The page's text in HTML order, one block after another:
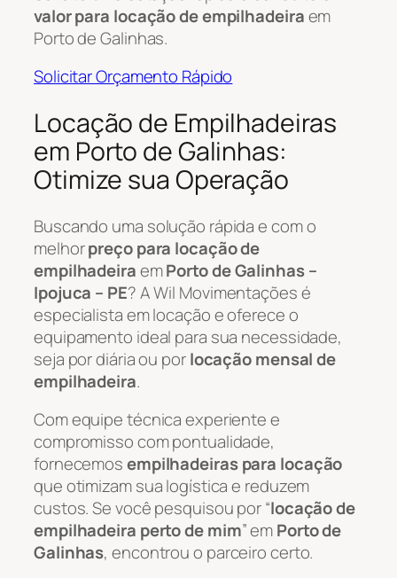
valor para locação de empilhadeiraem
Porto de Galinhas.
Solicitar Orçamento Rápido
Locação de Empilhadeiras
em Porto de Galinhas:
Otimize sua Operação
Buscando uma solução rápida e com o
melhorpreço para locação de
empilhadeiraemPorto de Galinhas –
Ipojuca – PE? A Wil Movimentações é
especialista em locação e oferece o
equipamento ideal para sua necessidade,
seja por diária ou porlocação mensal de
empilhadeira.
Com equipe técnica experiente e
compromisso com pontualidade,
fornecemosempilhadeiras para locação
que otimizam sua logística e reduzem
custos. Se você pesquisou por “locação de
empilhadeira perto de mim” emPorto de
Galinhas, encontrou o parceiro certo.